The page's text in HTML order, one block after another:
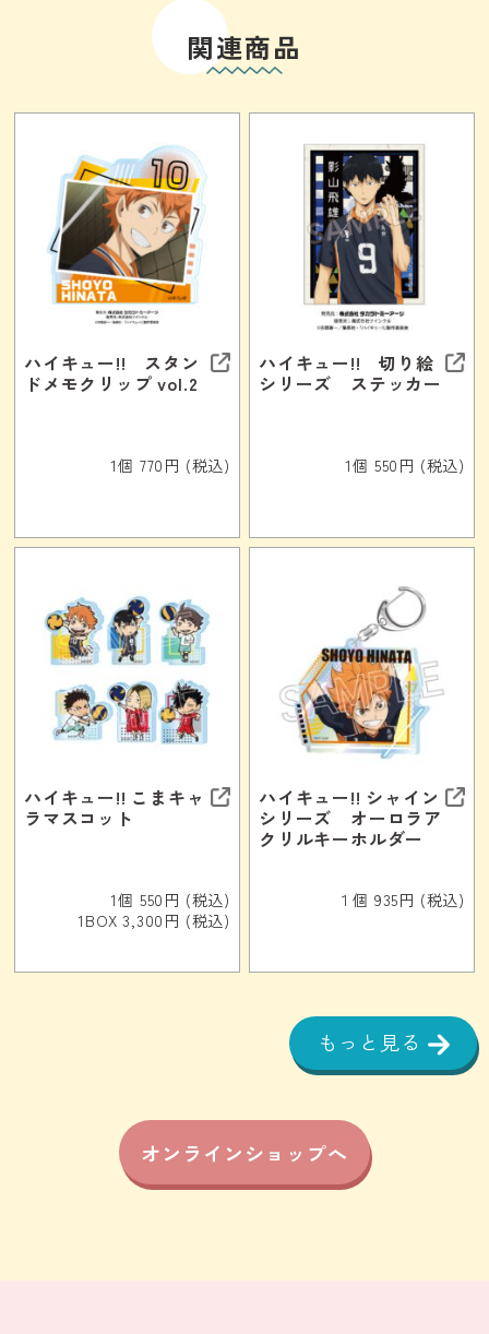
関連商品
ハイキュー!! スタン
ドメモクリップ vol.2
1個 770円 (税込)
ハイキュー!! 切り絵
シリーズ ステッカー
1個 550円 (税込)
ハイキュー!! こまキャ
ラマスコット
1個 550円 (税込)
1BOX 3,300円 (税込)
ハイキュー!! シャイン
シリーズ オーロラア
クリルキーホルダー
１個 935円 (税込)
もっと見る
オンラインショップへ